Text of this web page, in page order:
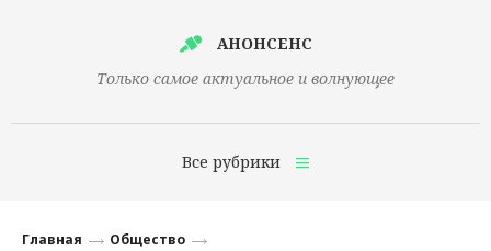
АНОНСЕНС
Только самое актуальное и волнующее
Все рубрики
Главная
Общество